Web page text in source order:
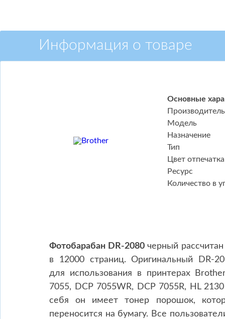
Информация о товаре
Основные
Производитель
Модель
Назначение
Тип
Цвет отпечатка
Ресурс
Количество в
Фотобарабан DR-2080черный рассчитан
в 12000 страниц. Оригинальный DR-
для использования в принтерах
7055, DCP 7055WR, DCP 7055R, HL
себя он имеет тонер порошок,
переносится на бумагу. Все